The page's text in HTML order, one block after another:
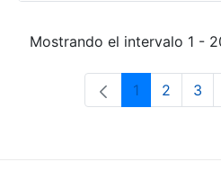
Mostrando el intervalo 1 -
Página
1 Página
2 3